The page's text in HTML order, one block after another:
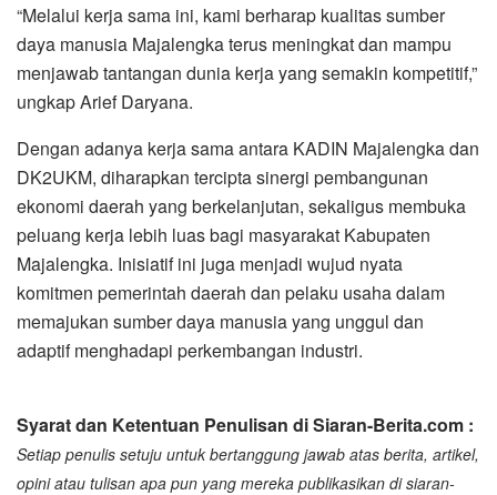
“Melalui kerja sama ini, kami berharap kualitas sumber
daya manusia Majalengka terus meningkat dan mampu
menjawab tantangan dunia kerja yang semakin kompetitif,”
ungkap Arief Daryana.
Dengan adanya kerja sama antara KADIN Majalengka dan
DK2UKM, diharapkan tercipta sinergi pembangunan
ekonomi daerah yang berkelanjutan, sekaligus membuka
peluang kerja lebih luas bagi masyarakat Kabupaten
Majalengka. Inisiatif ini juga menjadi wujud nyata
komitmen pemerintah daerah dan pelaku usaha dalam
memajukan sumber daya manusia yang unggul dan
adaptif menghadapi perkembangan industri.
Syarat dan Ketentuan Penulisan di Siaran-Berita.com :
Setiap penulis setuju untuk bertanggung jawab atas berita, artikel,
opini atau tulisan apa pun yang mereka publikasikan di siaran-